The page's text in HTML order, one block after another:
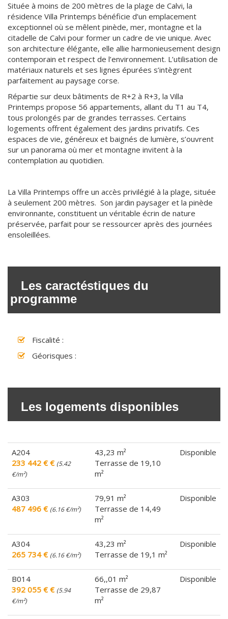
Située à moins de 200 mètres de la plage de Calvi, la
résidence Villa Printemps bénéficie d’un emplacement
exceptionnel où se mêlent pinède, mer, montagne et la
citadelle de Calvi pour former un cadre de vie unique. Avec
son architecture élégante, elle allie harmonieusement design
contemporain et respect de l’environnement. L’utilisation de
matériaux naturels et ses lignes épurées s’intègrent
parfaitement au paysage corse.
Répartie sur deux bâtiments de R+2 à R+3, la Villa
Printemps propose 56 appartements, allant du T1 au T4,
tous prolongés par de grandes terrasses. Certains
logements offrent également des jardins privatifs. Ces
espaces de vie, généreux et baignés de lumière, s’ouvrent
sur un panorama où mer et montagne invitent à la
contemplation au quotidien.
La Villa Printemps offre un accès privilégié à la plage, située
à seulement 200 mètres. Son jardin paysager et la pinède
environnante, constituent un véritable écrin de nature
préservée, parfait pour se ressourcer après des journées
ensoleillées.
Les caractéstiques du
programme
Fiscalité :
Géorisques :
Les logements disponibles
A204
233 442 € € (5.42
€/m²)
43,23 m²
Terrasse de 19,10
m²
Disponible
A303
487 496 € (6.16 €/m²)
79,91 m²
Terrasse de 14,49
m²
Disponible
A304
265 734 € (6.16 €/m²)
43,23 m²
Terrasse de 19,1 m²
Disponible
B014
392 055 € € (5.94
€/m²)
66,,01 m²
Terrasse de 29,87
m²
Disponible